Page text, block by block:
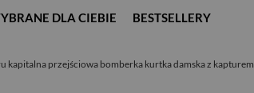
DLA CIEBIE BESTSELLERY
kapitalna przejściowa bomberka kurtka damska z kapturem